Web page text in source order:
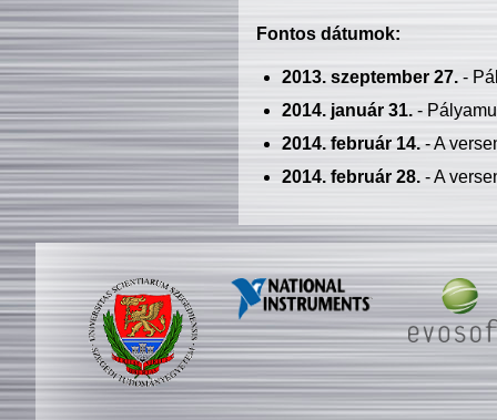
Fontos dátumok:
2013. szeptember 27.-
2014. január 31.-
2014. február 14.- A
2014. február 28.- A